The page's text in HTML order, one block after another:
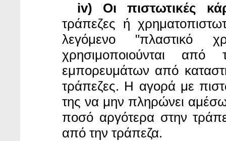
iv) Οι πιστωτικές
τράπεζες ή
λεγόμενο "πλαστικό
χρησιμοποιούνται
εμπορευμάτων από
τράπεζες. Η αγορά με
της να μην πληρώνει
ποσό αργότερα στην
από την τράπεζα.